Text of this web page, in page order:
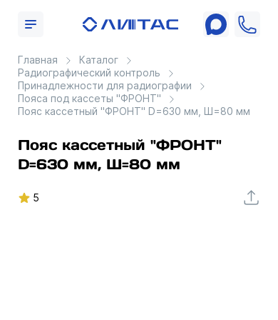
Главная
Каталог
Радиографический контроль
Принадлежности для радиографии
Пояса под кассеты "ФРОНТ"
Пояс кассетный "ФРОНТ" D=630 мм, Ш=80 мм
Пояс кассетный "ФРОНТ"
D=630 мм, Ш=80 мм
5